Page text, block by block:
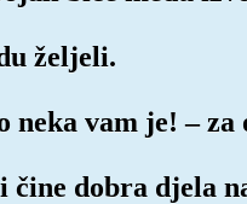
željeli.
vam je! – za
čine dobra djela